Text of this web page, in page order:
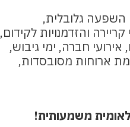
יתרון.
השפעה גלובלית,
והזדמנויות לקידום,
חברה, ימי גיבוש,
ארוחות מסובסדות,
משמעותית!